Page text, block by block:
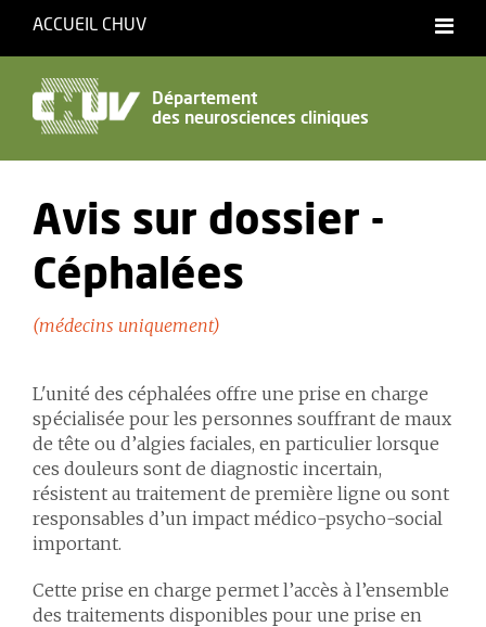
ACCUEIL CHUV
Accessibilité
Département
des neurosciences cliniques
Avis sur dossier -
Céphalées
(médecins uniquement)
L'unité des céphalées offre une prise en charge
spécialisée pour les personnes souffrant de maux
de tête ou d’algies faciales, en particulier lorsque
ces douleurs sont de diagnostic incertain,
résistent au traitement de première ligne ou sont
responsables d’un impact médico-psycho-social
important.
Cette prise en charge permet l’accès à l’ensemble
des traitements disponibles pour une prise en